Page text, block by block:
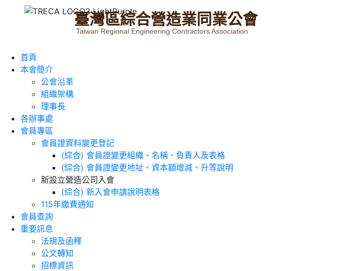
臺灣區綜合營造業同業公會
Taiwan Regional Engineering Contractors Association
首頁
本會簡介
公會沿革
組織架構
理事長
各辦事處
會員專區
會員證資料變更登記
(綜合) 會員證變更組織、名稱、負責人及表格
(綜合) 會員證變更地址、資本額增減、升等說明
新設立營造公司入會
(綜合) 新入會申請說明表格
115年繳費通知
會員查詢
重要訊息
法規及函釋
公文轉知
招標資訊